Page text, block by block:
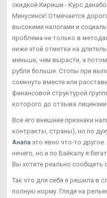
скидкой Кириши - Курс
Минусинск! Отмечается
высокими налогами и
проблема не только в
ниже этой отметки на
меньше, чем вырасти, а
рубля больше. Стопы при
сомкнуть вместе или
финансовой структурой
которого до отзыва
Все его внешние признаки
контракты, страны), но по
Анапа это явно что-то
нечего, но и по Байкалу я
Вы хотите реально сообщить
Так что для себя я решила в
полную норму. Глядя на